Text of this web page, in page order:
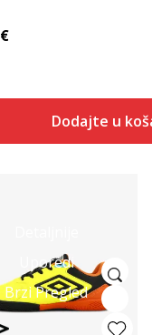
€
Dodajte u
Uporedi
Brzi Pregled